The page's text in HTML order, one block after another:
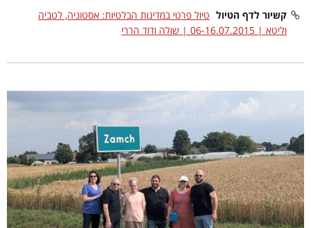
קשיור לדף הטיול טיול פרטי במדינות הבלטיות: אסטוניה, לטביה
וליטא | 06-16.07.2015 | שולה ודוד הררי